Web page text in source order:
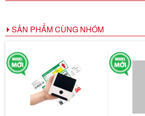
SẢN PHẨM CÙNG NHÓM